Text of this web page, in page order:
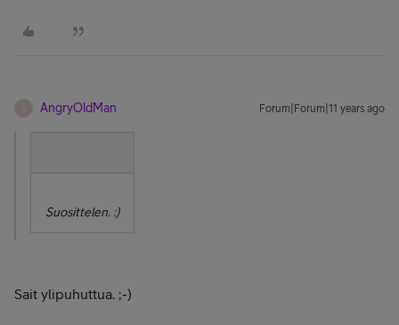
AngryOldMan Forum|Forum|11 years ago
Suosittelen. :)
Sait ylipuhuttua. ;-)